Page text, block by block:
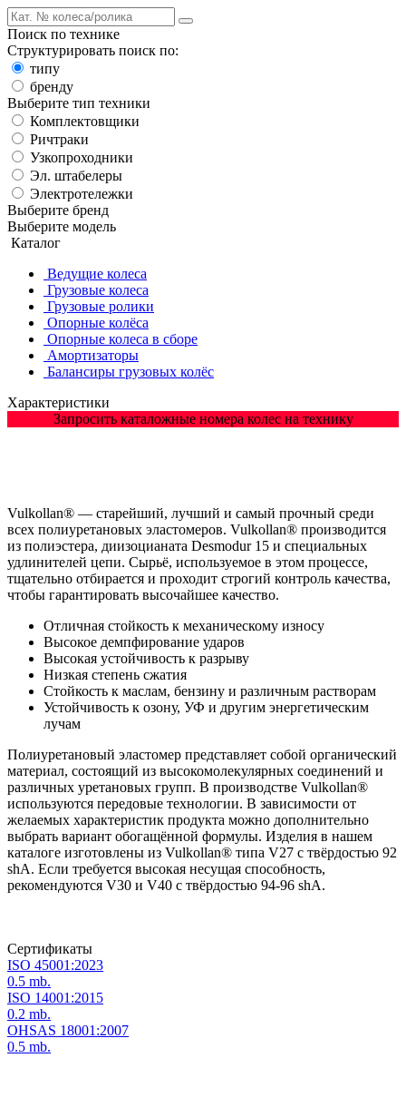
Поиск по технике
Структурировать поиск по:
типу
бренду
Выберите тип техники
Комплектовщики
Ричтраки
Узкопроходники
Эл. штабелеры
Электротележки
Выберите бренд
Выберите модель
Каталог
Ведущие колеса
Грузовые колеса
Грузовые ролики
Опорные колёса
Опорные колеса в сборе
Амортизаторы
Балансиры грузовых колёс
Характеристики
Запросить каталожные номера колес на технику
Vulkollan® — старейший, лучший и самый прочный среди
всех полиуретановых эластомеров. Vulkollan® производится
из полиэстера, диизоцианата Desmodur 15 и специальных
удлинителей цепи. Сырьё, используемое в этом процессе,
тщательно отбирается и проходит строгий контроль качества,
чтобы гарантировать высочайшее качество.
Отличная стойкость к механическому износу
Высокое демпфирование ударов
Высокая устойчивость к разрыву
Низкая степень сжатия
Стойкость к маслам, бензину и различным растворам
Устойчивость к озону, УФ и другим энергетическим
лучам
Полиуретановый эластомер представляет собой органический
материал, состоящий из высокомолекулярных соединений и
различных уретановых групп. В производстве Vulkollan®
используются передовые технологии. В зависимости от
желаемых характеристик продукта можно дополнительно
выбрать вариант обогащённой формулы. Изделия в нашем
каталоге изготовлены из Vulkollan® типа V27 с твёрдостью 92
shA. Если требуется высокая несущая способность,
рекомендуются V30 и V40 с твёрдостью 94-96 shA.
Сертификаты
ISO 45001:2023
0.5 mb.
ISO 14001:2015
0.2 mb.
OHSAS 18001:2007
0.5 mb.